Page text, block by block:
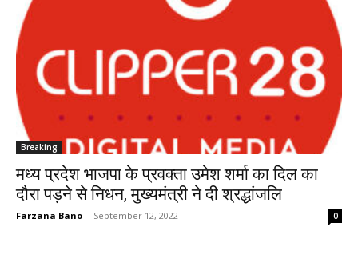
Breaking
मध्‍य प्रदेश भाजपा के प्रवक्‍ता उमेश शर्मा का दिल का
दौरा पड़ने से निधन, मुख्‍यमंत्री ने दी श्रद्धांजलि
Farzana Bano - September 12, 2022 0